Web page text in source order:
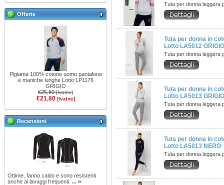
Offerte
Pigiama 100% cotone uomo pantalone
e maniche lunghe Lotto LP1176
GRIGIO
€25,80[IvaInc]
€21,80 [IvaInc]
Recensioni
Ottime, fanno caldo e sono resistenti
anche ai lavaggi frequenti. ... »
Tuta per donna leggera
Tuta per donna in
Lotto LA5012 GRIGIO
Tuta per donna leggera
Tuta per donna in
Lotto LA5013 GRIGIO
Tuta per donna leggera
Tuta per donna in
Lotto LA5013 NERO
Tuta per donna leggera